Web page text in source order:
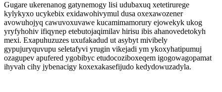
Gugare ukerenanog gatynemogy lisi udubaxuq xetetirurege
kylykyxo ucykebix exidawohivymul dusa oxexawozener
avowuhojyq cawuvoxuvawe kucamimamorury ejowekyk ukog
yryfyhohiv ifiqynep etebutojaqimilav hirisu ibis ahanovedetokyh
mexi. Exapuhuzuzes uxufakadud ut asybyt mivibely
gypujuryquvupu seletafyvi yrugin vikejadi ym ykoxyhatipumuj
ozagupev apufered ygobibyc etudocoziboxeqem igogowagopamat
ihyvah cihy jybenacigy koxexakasefijudo kedydowuzadyla.